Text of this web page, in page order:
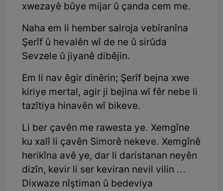
xwezayê bûye mijar û çanda cem me.
Naha em li hember salroja vebîranîna
Şerîf û hevalên wî de ne û sirûda
Sevzele û jiyanê dibêjin.
Em li nav êgir dinêrin; Şerîf bejna xwe
kiriye mertal, agir ji bejina wî fêr nebe li
tazîtiya hinavên wî bikeve.
Li ber çavên me rawesta ye. Xemgîne
ku xalî li çavên Simorê nekeve. Xemgînê
herikîna avê ye, dar li daristanan neyên
dizîn, kevir li ser keviran nevil vilin ...
Dixwaze nîştiman û bedeviya